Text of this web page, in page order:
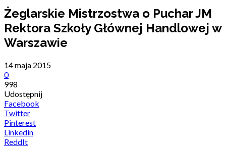
Żeglarskie Mistrzostwa o Puchar JM
Rektora Szkoły Głównej Handlowej w
Warszawie
14 maja 2015
0
998
Udostępnij
Facebook
Twitter
Pinterest
Linkedin
ReddIt